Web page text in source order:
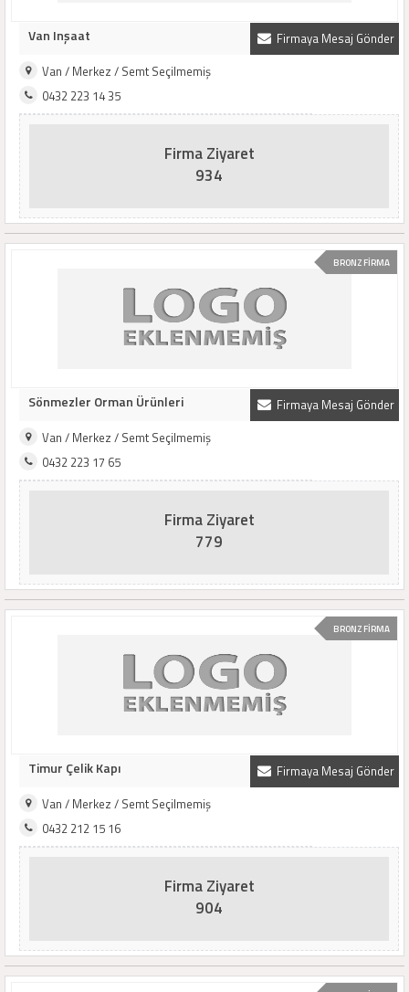
Firmaya Mesaj Gönder
Van Inşaat
Van / Merkez / Semt Seçilmemiş
0432 223 14 35
Firma Ziyaret
934
BRONZ FİRMA
Firmaya Mesaj Gönder
Sönmezler Orman Ürünleri
Van / Merkez / Semt Seçilmemiş
0432 223 17 65
Firma Ziyaret
779
BRONZ FİRMA
Firmaya Mesaj Gönder
Timur Çelik Kapı
Van / Merkez / Semt Seçilmemiş
0432 212 15 16
Firma Ziyaret
904